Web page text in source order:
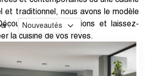
et traditionnel, nous avons le modèle
nos collections et laissez-
la cuisine de vos rêves.
: